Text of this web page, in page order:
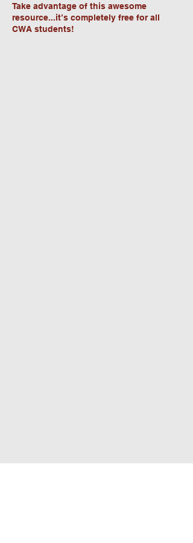
Take advantage of this awesome
resource...it’s completely free for all
CWA students!